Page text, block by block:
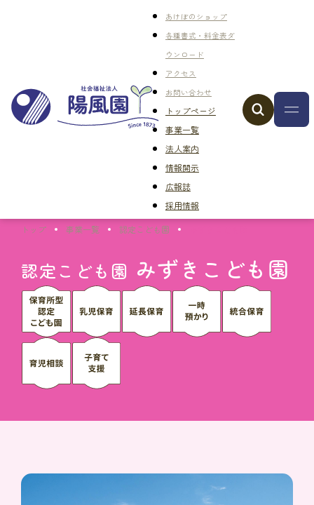
あけぼのショップ
各種書式・料金表ダ
ウンロード
アクセス
お問い合わせ
トップページ
事業一覧
法人案内
情報開示
広報誌
採用情報
トップ
事業一覧 認定こども園
認定こども園 みずきこども園